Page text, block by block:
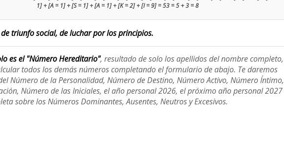
1] + [A = 1] + [S = 1] + [A = 1] + [K = 2] + [I = 9] = 53 = 5 + 3 = 8
triunfo social, de luchar por los principios.
es el "Número Hereditario", resultado de solo los apellidos del nombre completo,
todos los demás números completando el formulario de abajo. Te daremos
Número de la Personalidad, Número de Destino, Número Activo, Número Íntimo,
Número de las Iniciales, el año personal 2026, el próximo año personal 2027
sobre los Números Dominantes, Ausentes, Neutros y Excesivos.